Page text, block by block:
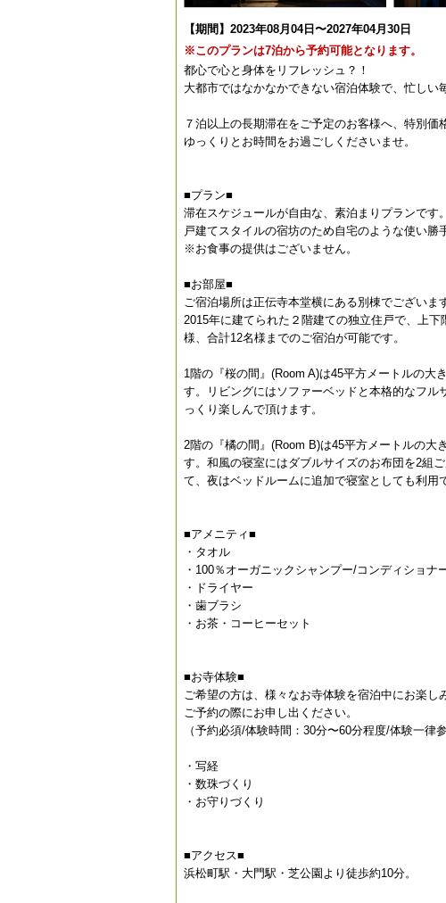
【期間】2023年08月04日〜2027年04月30日
※このプランは7泊から予約可能となります。
都心で心と身体をリフレッシュ？！
大都市ではなかなかできない宿泊体験で、忙しい
７泊以上の長期滞在をご予定のお客様へ、特別価
ゆっくりとお時間をお過ごしくださいませ。
■プラン■
滞在スケジュールが自由な、素泊まりプランです。
戸建てスタイルの宿坊のため自宅のような使い勝
※お食事の提供はございません。
■お部屋■
ご宿泊場所は正伝寺本堂横にある別棟でございま
2015年に建てられた２階建ての独立住戸で、上
様、合計12名様までのご宿泊が可能です。
1階の『桜の間』(Room A)は45平方メートルの大
す。リビングにはソファーベッドと本格的なフ
っくり楽しんで頂けます。
2階の『橘の間』(Room B)は45平方メートルの大
す。和風の寝室にはダブルサイズのお布団を2組
て、夜はベッドルームに追加で寝室としても利用
■アメニティ■
・タオル
・100％オーガニックシャンプー/コンディショナ
・ドライヤー
・歯ブラシ
・お茶・コーヒーセット
■お寺体験■
ご希望の方は、様々なお寺体験を宿泊中にお楽し
ご予約の際にお申し出ください。
（予約必須/体験時間：30分〜60分程度/体験一律
・写経
・数珠づくり
・お守りづくり
■アクセス■
浜松町駅・大門駅・芝公園より徒歩約10分。